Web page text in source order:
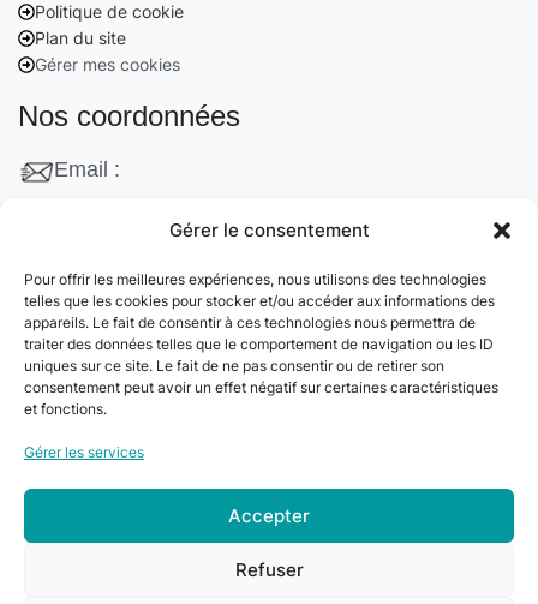
Gérer le consentement
Pour offrir les meilleures expériences, nous utilisons des technologies
telles que les cookies pour stocker et/ou accéder aux informations des
appareils. Le fait de consentir à ces technologies nous permettra de
traiter des données telles que le comportement de navigation ou les ID
uniques sur ce site. Le fait de ne pas consentir ou de retirer son
consentement peut avoir un effet négatif sur certaines caractéristiques
et fonctions.
Gérer les services
Accepter
Refuser
Politique de cookie
Plan du site
Gérer mes cookies
Nos coordonnées
Email :
132 Rue Edouard Vaillant, 95870 Bezons, France
Téléphone :
+33 06 22 09 56 53
+33 06 24 78 76 77
Clean&Go. Tous droits réservés –